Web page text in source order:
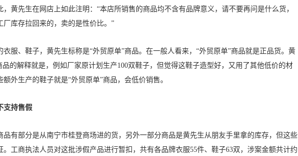
黄先生在网店上如此注明：“本店所销售的商品均不含有品牌意义，请不要再问是什么货，
厂库存拉回来的，卖的是性价比。”
、鞋子，黄先生标称是“外贸原单”商品。在一般人看来，“外贸原单”商品就是正品货。黄
品的解释就是，例如厂家原计划生产100双鞋子，但觉得这鞋子造型好，又用了其他低价的材
外生产的鞋子就是“外贸原单”商品，会低价销售。
支持售假
部分是从南宁市桂登商场进的货，另外一部分商品是黄先生从朋友手里拿的库存，但这些
。工商执法人员对这批涉假产品进行暂扣，共有各品牌衣服55件、鞋子63双，涉案金额共计约